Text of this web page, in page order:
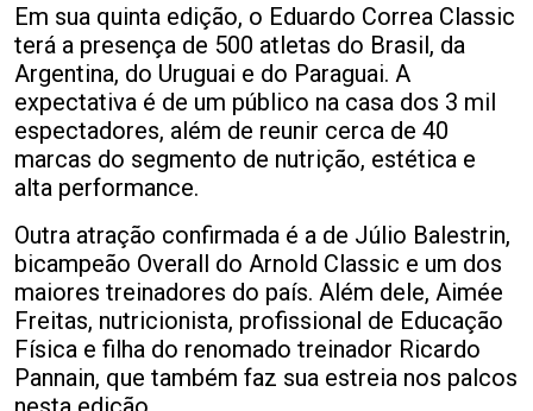
Em sua quinta edição, o Eduardo Correa Classic
terá a presença de 500 atletas do Brasil, da
Argentina, do Uruguai e do Paraguai. A
expectativa é de um público na casa dos 3 mil
espectadores, além de reunir cerca de 40
marcas do segmento de nutrição, estética e
alta performance.
Outra atração confirmada é a de Júlio Balestrin,
bicampeão Overall do Arnold Classic e um dos
maiores treinadores do país. Além dele, Aimée
Freitas, nutricionista, profissional de Educação
Física e filha do renomado treinador Ricardo
Pannain, que também faz sua estreia nos palcos